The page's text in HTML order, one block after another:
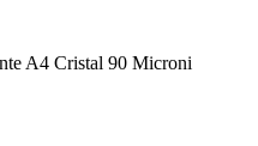
A4 Cristal 90 Microni